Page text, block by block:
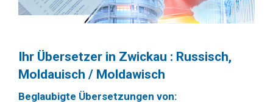
Übersetzer Moldauisch
Rechtsanwälte Russisch
Ihr Übersetzer in Zwickau : Russisch,
Moldauisch / Moldawisch
Beglaubigte Übersetzungen von: